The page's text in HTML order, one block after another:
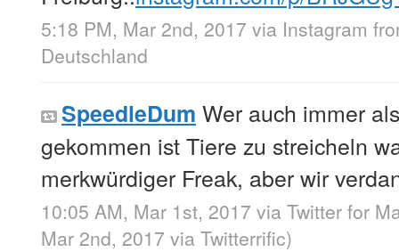
5:18 PM, Mar 2nd, 2017 via Instagram
Deutschland
SpeedleDum Wer auch immer
gekommen ist Tiere zu streicheln
merkwürdiger Freak, aber wir
10:05 AM, Mar 1st, 2017 via Twitter for
Mar 2nd, 2017 via Twitterrific)